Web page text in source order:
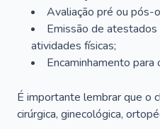
Avaliação pré ou pós-
Emissão de atestados
atividades físicas;
Encaminhamento
É importante lembrar que o
cirúrgica, ginecológica,